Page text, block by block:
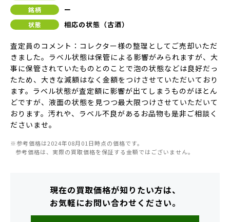
銘柄 ー
状態 相応の状態（古酒）
査定員のコメント：コレクター様の整理としてご売却いただ
きました。ラベル状態は保管による影響がみられますが、大
事に保管されていたものとのことで泡の状態などは良好だっ
たため、大きな減額はなく金額をつけさせていただいており
ます。ラベル状態が査定額に影響が出てしまうものがほとん
どですが、液面の状態を見つつ最大限つけさせていただいて
おります。汚れや、ラベル不良があるお品物も是非ご相談く
ださいませ。
※参考価格は2024年08月01日時点の価格です。
参考価格は、実際の買取価格を保証する金額ではございません。
現在の買取価格が知りたい方は、
お気軽にお問い合わせください。